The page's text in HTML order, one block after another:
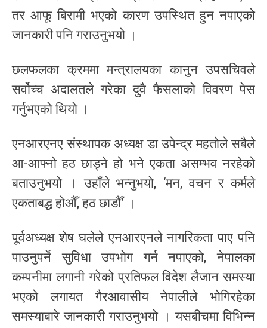
तर आफू बिरामी भएको कारण उपस्थित हुन नपाएको
जानकारी पनि गराउनुभयो ।
छलफलका क्रममा मन्त्रालयका कानुन उपसचिवले
सर्वोच्च अदालतले गरेका दुवै फैसलाको विवरण पेस
गर्नुभएको थियो ।
एनआरएनए संस्थापक अध्यक्ष डा उपेन्द्र महतोले सबैले
आ-आफ्नो हठ छाड्ने हो भने एकता असम्भव नरहेको
बताउनुभयो । उहाँले भन्नुभयो, ‘मन, वचन र कर्मले
एकताबद्ध होऔँ, हठ छाडौँ’ ।
पूर्वअध्यक्ष शेष घलेले एनआरएनले नागरिकता पाए पनि
पाउनुपर्ने सुविधा उपभोग गर्न नपाएको, नेपालका
कम्पनीमा लगानी गरेको प्रतिफल विदेश लैजान समस्या
भएको लगायत गैरआवासीय नेपालीले भोगिरहेका
समस्याबारे जानकारी गराउनुभयो । यसबीचमा विभिन्न